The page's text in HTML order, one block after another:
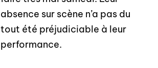
absence sur scène n’a pas du
tout été préjudiciable à leur
performance.